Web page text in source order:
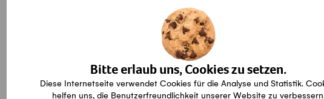
Bitte erlaub uns, Cookies zu setzen.
Diese Internetseite verwendet Cookies für die Analyse und Statistik.
helfen uns, die Benutzerfreundlichkeit unserer Website zu